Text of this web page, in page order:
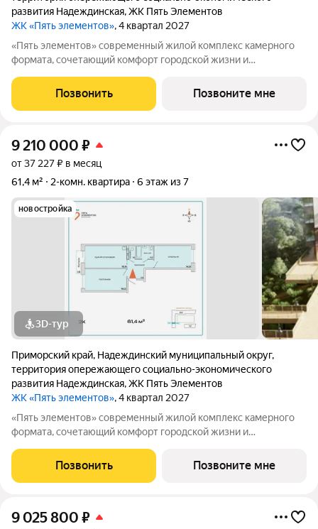
развития Надеждинская,ЖК Пять Элементов
ЖК «Пять элементов», 4 квартал 2027
«Пять элементов» современный жилой комплекс камерного
формата, сочетающий комфорт городской жизни и
вышел в финал Всероссийской архитектурно-девелоперской
премии Real Estate Property Awards 2025
Позвонить Позвоните мне
9 210 000 ₽
от 37 227 ₽ в месяц
61,4 м²
2-комн. квартира 6 этаж из 7
новостройка
3D-тур
Приморский край, Надеждинский муниципальный округ,
территория опережающего социально-экономического
развития Надеждинская,ЖК Пять Элементов
ЖК «Пять элементов», 4 квартал 2027
«Пять элементов» современный жилой комплекс камерного
формата, сочетающий комфорт городской жизни и
вышел в финал Всероссийской архитектурно-девелоперской
премии Real Estate Property Awards 2025
Позвонить Позвоните мне
9 025 800 ₽